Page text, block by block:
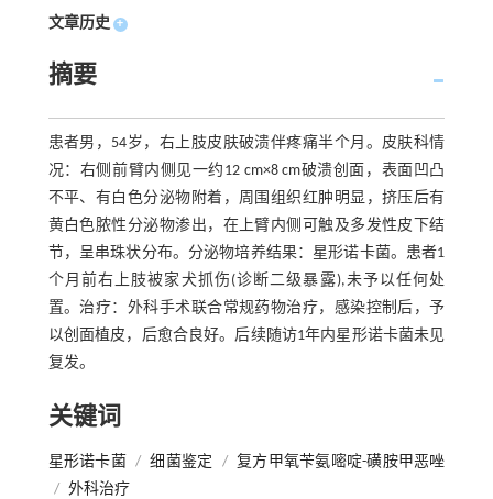
文章历史 +
摘要
患者男，54岁，右上肢皮肤破溃伴疼痛半个月。皮肤科情
况：右侧前臂内侧见一约12 cm×8 cm破溃创面，表面凹凸
不平、有白色分泌物附着，周围组织红肿明显，挤压后有
黄白色脓性分泌物渗出，在上臂内侧可触及多发性皮下结
节，呈串珠状分布。分泌物培养结果：星形诺卡菌。患者1
个月前右上肢被家犬抓伤(诊断二级暴露),未予以任何处
置。治疗：外科手术联合常规药物治疗，感染控制后，予
以创面植皮，后愈合良好。后续随访1年内星形诺卡菌未见
复发。
关键词
星形诺卡菌 / 细菌鉴定 / 复方甲氧苄氨嘧啶-磺胺甲恶唑
/ 外科治疗